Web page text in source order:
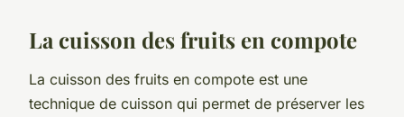
La cuisson des fruits en compote
La cuisson des fruits en compote est une
technique de cuisson qui permet de préserver les